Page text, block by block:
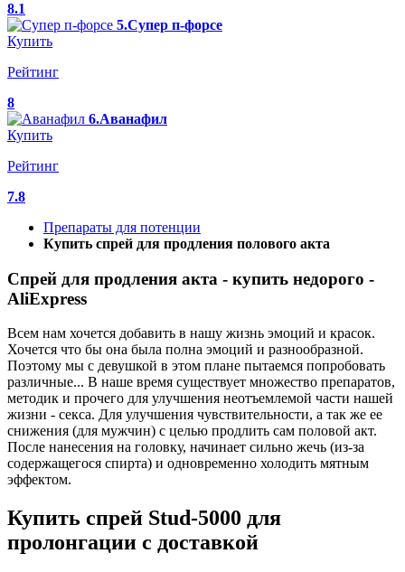
8.1
5.Супер п-форсе
Купить
Рейтинг
8
6.Аванафил
Купить
Рейтинг
7.8
Препараты для потенции
Купить спрей для продления полового акта
Спрей для продления акта - купить недорого -
AliExpress
Всем нам хочется добавить в нашу жизнь эмоций и красок.
Хочется что бы она была полна эмоций и разнообразной.
Поэтому мы с девушкой в этом плане пытаемся попробовать
различные... В наше время существует множество препаратов,
методик и прочего для улучшения неотъемлемой части нашей
жизни - секса. Для улучшения чувствительности, а так же ее
снижения (для мужчин) с целью продлить сам половой акт.
После нанесения на головку, начинает сильно жечь (из-за
содержащегося спирта) и одновременно холодить мятным
эффектом.
Купить спрей Stud-5000 для
пролонгации с доставкой